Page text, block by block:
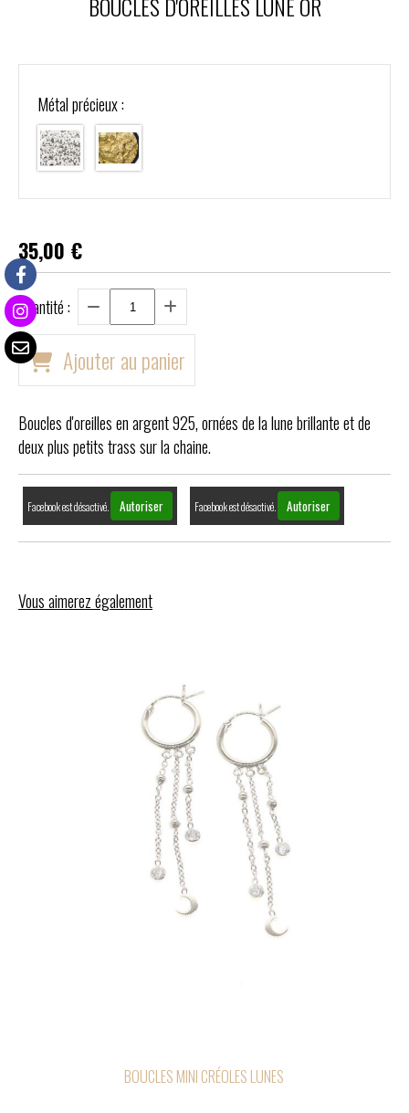
Métal précieux :
35,00 €
Quantité :
Ajouter au panier
Boucles d'oreilles en argent 925, ornées de la lune brillante et de
deux plus petits trass sur la chaine.
Facebook est désactivé. Autoriser Facebook est désactivé. Autoriser
Vous aimerez également
BOUCLES MINI CRÉOLES LUNES